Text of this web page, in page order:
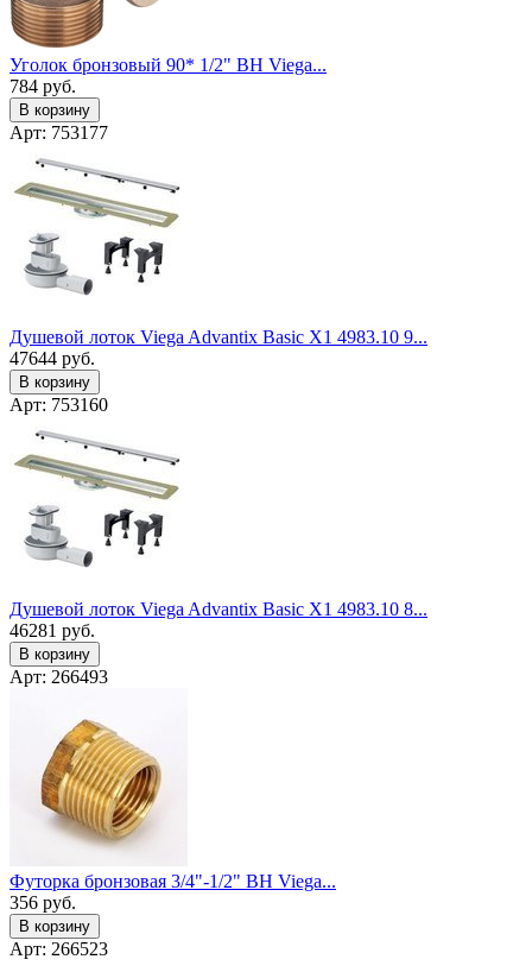
Уголок бронзовый 90* 1/2" ВН Viega...
784 руб.
В корзину
Арт: 753177
Душевой лоток Viega Advantix Basic X1 4983.10 9...
47644 руб.
В корзину
Арт: 753160
Душевой лоток Viega Advantix Basic X1 4983.10 8...
46281 руб.
В корзину
Арт: 266493
Футорка бронзовая 3/4"-1/2" ВН Viega...
356 руб.
В корзину
Арт: 266523